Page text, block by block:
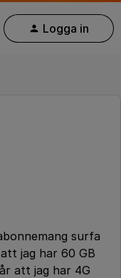
Logga in
surfa
jag har 60 GB
att jag har 4G